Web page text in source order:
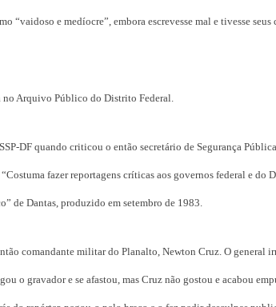
e medíocre”, embora escrevesse mal e tivesse seus
Arquivo Público do Distrito Federal.
DF quando criticou o então secretário de Segurança
fazer reportagens críticas aos governos federal e do
de Dantas, produzido em setembro de 1983.
comandante militar do Planalto, Newton Cruz. O general
o gravador e se afastou, mas Cruz não gostou e acabou